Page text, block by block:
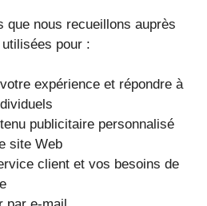
que nous recueillons auprès
pour :
expérience et répondre à
publicitaire personnalisé
site Web
client et vos besoins de